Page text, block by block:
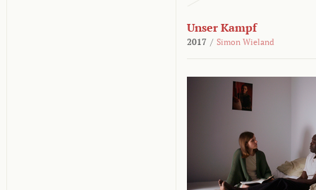
Unser Kampf
2017 / Simon Wieland